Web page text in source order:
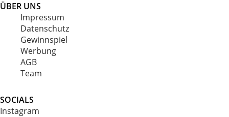
ÜBER UNS
Impressum
Datenschutz
Gewinnspiel
Werbung
AGB
Team
SOCIALS
Instagram